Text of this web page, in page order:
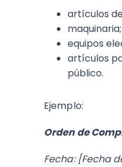
artículos
maquinaria;
equipos
artículos
público.
Ejemplo:
Orden de
Fecha: [Fecha